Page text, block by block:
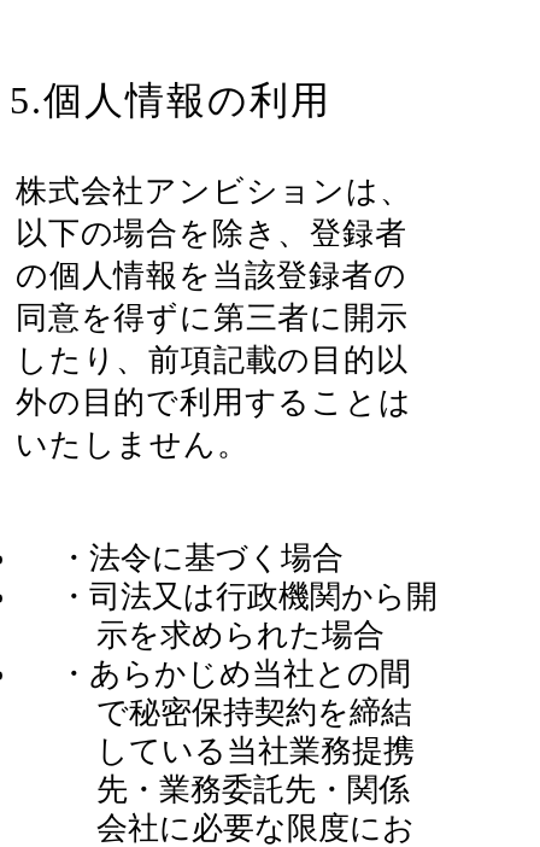
5.個人情報の利用
株式会社アンビションは、
以下の場合を除き、登録者
の個人情報を当該登録者の
同意を得ずに第三者に開示
したり、前項記載の目的以
外の目的で利用することは
いたしません。
・法令に基づく場合
・司法又は行政機関から開
示を求められた場合
・あらかじめ当社との間
で秘密保持契約を締結
している当社業務提携
先・業務委託先・関係
会社に必要な限度にお